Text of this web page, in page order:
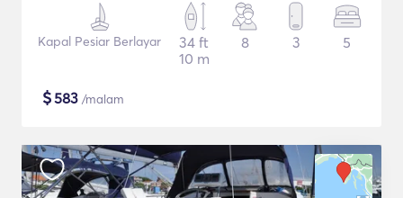
Kapal Pesiar Berlayar
34 ft
10 m
8 3 5
$583 /malam